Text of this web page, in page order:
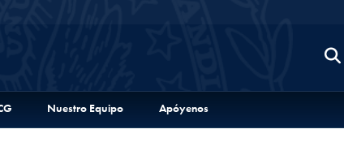
Nuestro Equipo Apóyenos